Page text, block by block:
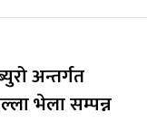
अन्तर्गत
भेला सम्पन्न